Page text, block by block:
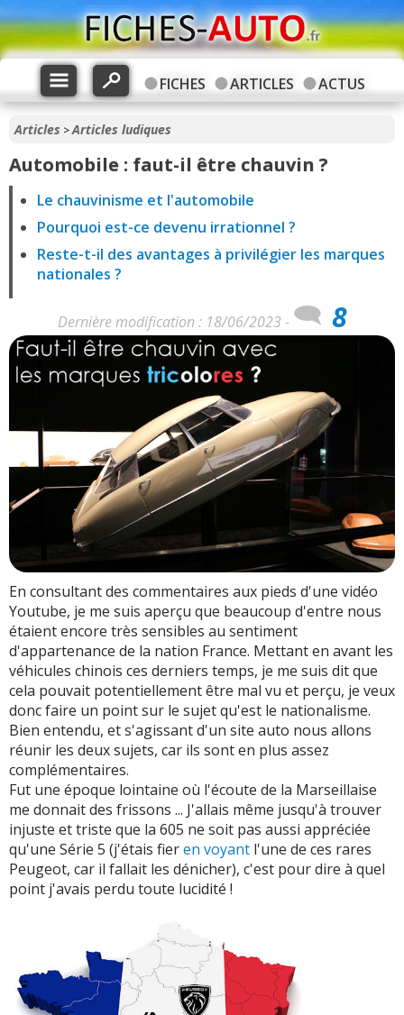
FICHES ARTICLES ACTUS
Articles >Articles ludiques
Automobile : faut-il être chauvin ?
Le chauvinisme et l'automobile
Pourquoi est-ce devenu irrationnel ?
Reste-t-il des avantages à privilégier les marques
nationales ?
Dernière modification : 18/06/2023 - 8
En consultant des commentaires aux pieds d'une vidéo
Youtube, je me suis aperçu que beaucoup d'entre nous
étaient encore très sensibles au sentiment
d'appartenance de la nation France. Mettant en avant les
véhicules chinois ces derniers temps, je me suis dit que
cela pouvait potentiellement être mal vu et perçu, je veux
donc faire un point sur le sujet qu'est le nationalisme.
Bien entendu, et s'agissant d'un site auto nous allons
réunir les deux sujets, car ils sont en plus assez
complémentaires.
Fut une époque lointaine où l'écoute de la Marseillaise
me donnait des frissons ... J'allais même jusqu'à trouver
injuste et triste que la 605 ne soit pas aussi appréciée
qu'une Série 5 (j'étais fieren voyant l'une de ces rares
Peugeot, car il fallait les dénicher), c'est pour dire à quel
point j'avais perdu toute lucidité !